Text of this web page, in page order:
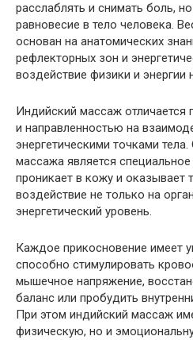
расслаблять и снимать боль,
равновесие в тело человека.
основан на анатомических
рефлекторных зон и
воздействие физики и энергии
Индийский массаж отличается
и направленностью на
энергетическими точками
массажа является
проникает в кожу и оказывает
воздействие не только на
энергетический уровень.
Каждое прикосновение имеет
способно стимулировать
мышечное напряжение,
баланс или пробудить
При этом индийский массаж
физическую, но и